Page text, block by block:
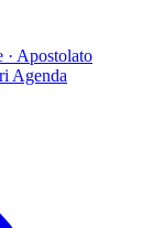
· Apostolato
Agenda